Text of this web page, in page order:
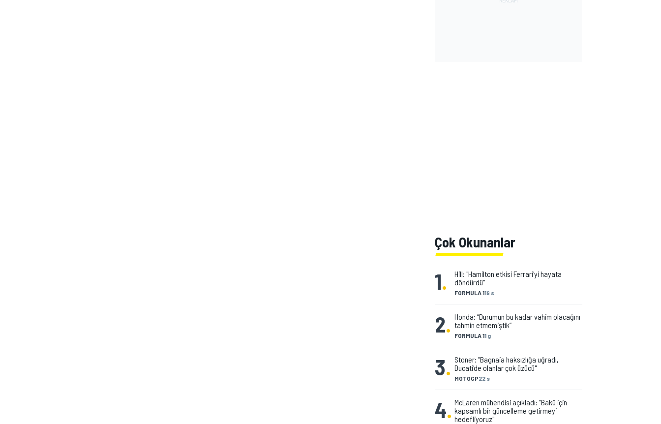
Çok Okunanlar
1. FORMULA 119 s
Hill: "Hamilton etkisi Ferrari'yi hayata
döndürdü"
2. FORMULA 11 g
Honda: “Durumun bu kadar vahim olacağını
tahmin etmemiştik”
3. MOTOGP22 s
Stoner: "Bagnaia haksızlığa uğradı,
Ducati'de olanlar çok üzücü"
4. McLaren mühendisi açıkladı: "Bakü için
kapsamlı bir güncelleme getirmeyi
hedefliyoruz"